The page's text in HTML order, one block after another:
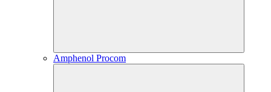
Amphenol Procom